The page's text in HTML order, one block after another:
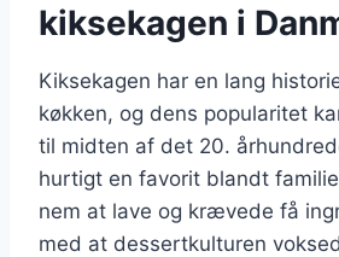
kiksekagen i
Kiksekagen har en lang
køkken, og dens popularitet
til midten af det 20.
hurtigt en favorit blandt
nem at lave og krævede få
med at dessertkulturen